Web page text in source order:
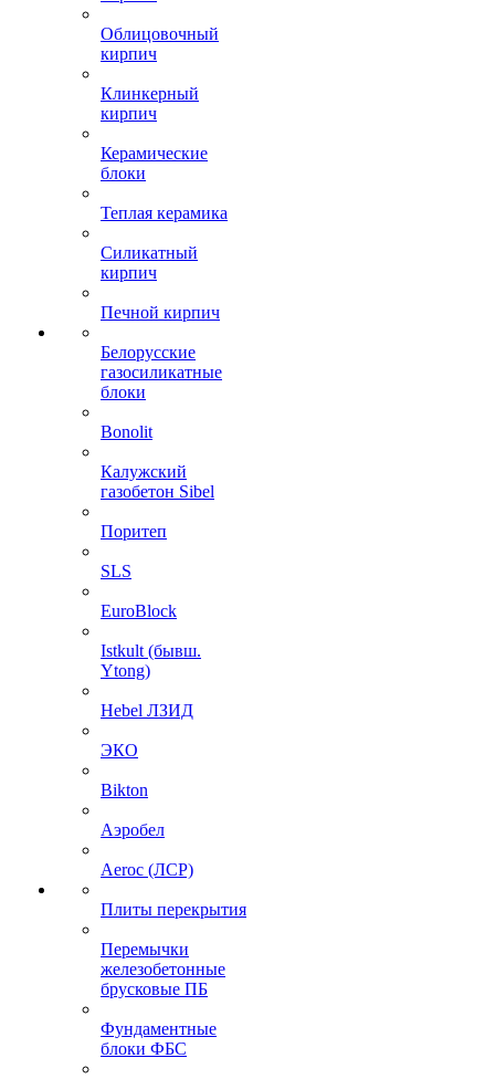
Облицовочный
кирпич
Клинкерный
кирпич
Керамические
блоки
Теплая керамика
Силикатный
кирпич
Печной кирпич
Белорусские
газосиликатные
блоки
Bonolit
Калужский
газобетон Sibel
Поритеп
SLS
EuroBlock
Istkult (бывш.
Ytong)
Hebel ЛЗИД
ЭКО
Bikton
Аэробел
Aeroc (ЛСР)
Плиты перекрытия
Перемычки
железобетонные
брусковые ПБ
Фундаментные
блоки ФБС